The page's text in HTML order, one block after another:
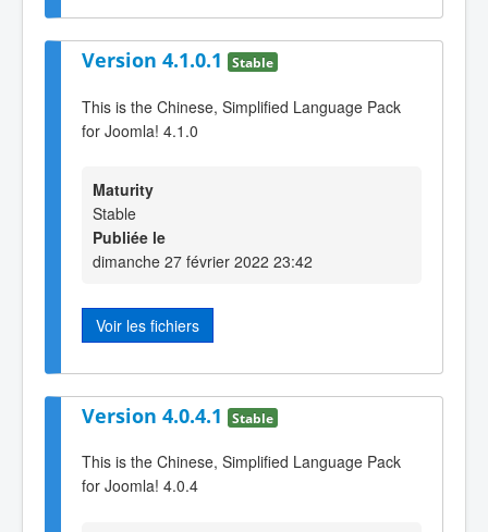
Version 4.1.0.1 Stable
This is the Chinese, Simplified Language Pack
for Joomla! 4.1.0
Maturity
Stable
Publiée le
dimanche 27 février 2022 23:42
Voir les fichiers
Version 4.0.4.1 Stable
This is the Chinese, Simplified Language Pack
for Joomla! 4.0.4